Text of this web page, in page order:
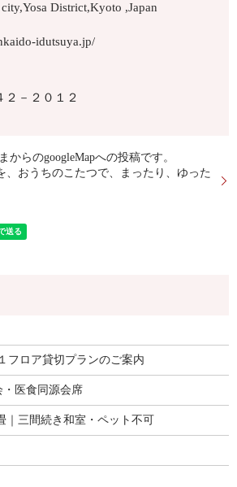
District,Kyoto ,Japan
idutsuya.jp/
－２０１２
からのgoogleMapへの投稿です。
、おうちのこたつで、まったり、ゆった
フロア貸切プランのご案内
医食同源会席
｜三間続き和室・ペット不可